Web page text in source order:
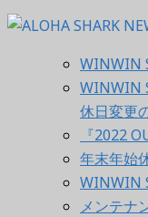
WINWIN
WINWIN
休日変更
『2022
年末年始
WINWIN
メンテナ